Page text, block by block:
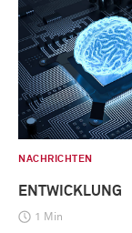
NACHRICHTEN
ENTWICKLUNG
1 Min